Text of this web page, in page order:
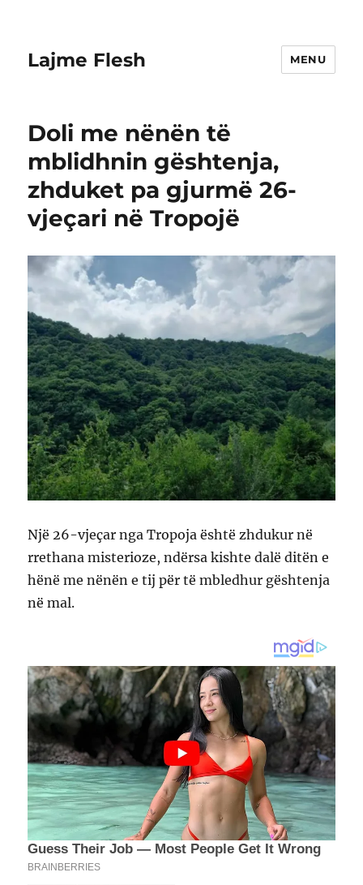
Lajme Flesh MENU
Doli me nënën të
mblidhnin gështenja,
zhduket pa gjurmë 26-
vjeçari në Tropojë
Një 26-vjeçar nga Tropoja është zhdukur në
rrethana misterioze, ndërsa kishte dalë ditën e
hënë me nënën e tij për të mbledhur gështenja
në mal.